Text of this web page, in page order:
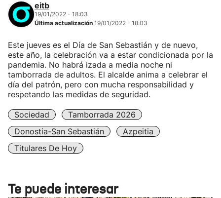
eitb
19/01/2022 - 18:03
Última actualización 19/01/2022 - 18:03
Este jueves es el Día de San Sebastián y de nuevo,
este año, la celebración va a estar condicionada por la
pandemia. No habrá izada a media noche ni
tamborrada de adultos. El alcalde anima a celebrar el
día del patrón, pero con mucha responsabilidad y
respetando las medidas de seguridad.
Sociedad
Tamborrada 2026
Donostia-San Sebastián
Azpeitia
Titulares De Hoy
Te puede interesar